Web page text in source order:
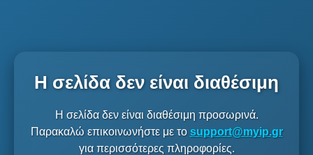
Η σελίδα δεν είναι διαθέσιμη
Η σελίδα δεν είναι διαθέσιμη προσωρινά.
Παρακαλώ επικοινωνήστε με το support@myip.gr
για περισσότερες πληροφορίες.